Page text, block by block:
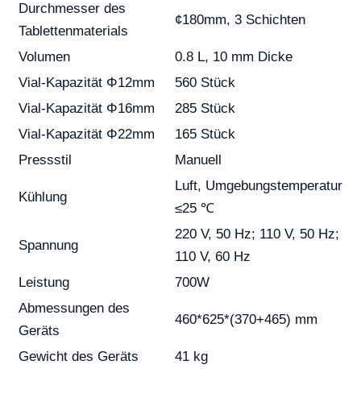
Durchmesser des
Tablettenmaterials
¢180mm, 3 Schichten
Volumen
0.8 L, 10 mm Dicke
Vial-Kapazität Φ12mm
560 Stück
Vial-Kapazität Φ16mm
285 Stück
Vial-Kapazität Φ22mm
165 Stück
Pressstil
Manuell
Kühlung
Luft, Umgebungstemperatur
≤25 ℃
Spannung
220 V, 50 Hz; 110 V, 50 Hz;
110 V, 60 Hz
Leistung
700W
Abmessungen des
Geräts
460*625*(370+465) mm
Gewicht des Geräts 41 kg